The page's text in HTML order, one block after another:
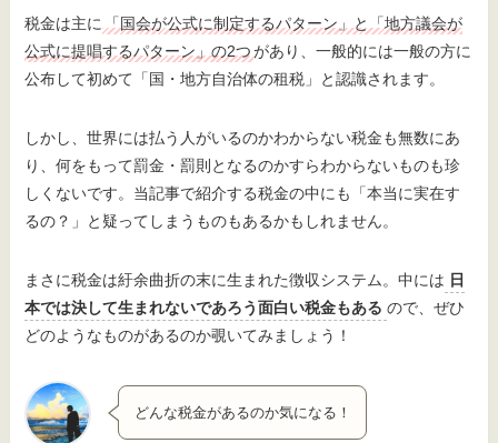
税金は主に
「国会が公式に制定するパターン」と「地方議会が
公式に提唱するパターン」の2つ があり、一般的には一般の方に
公布して初めて「国・地方自治体の租税」と認識されます。
しかし、世界には払う人がいるのかわからない税金も無数にあ
り、何をもって罰金・罰則となるのかすらわからないものも珍
しくないです。当記事で紹介する税金の中にも「本当に実在す
るの？」と疑ってしまうものもあるかもしれません。
まさに税金は紆余曲折の末に生まれた徴収システム。中には 日
本では決して生まれないであろう面白い税金もある ので、ぜひ
どのようなものがあるのか覗いてみましょう！
どんな税金があるのか気になる！